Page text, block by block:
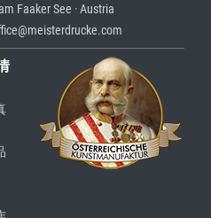
Faaker See · Austria